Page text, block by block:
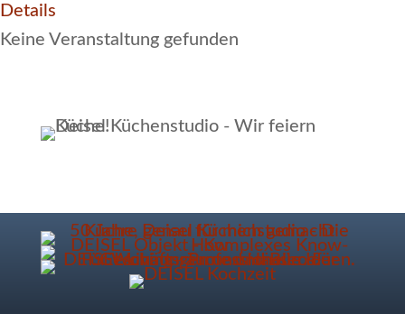
Details
Keine Veranstaltung gefunden